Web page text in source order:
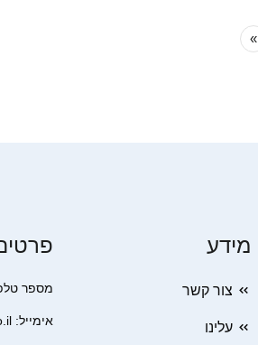
»
מידע
צור קשר
עלינו
מספר
אימייל: sales@aisope.co.il